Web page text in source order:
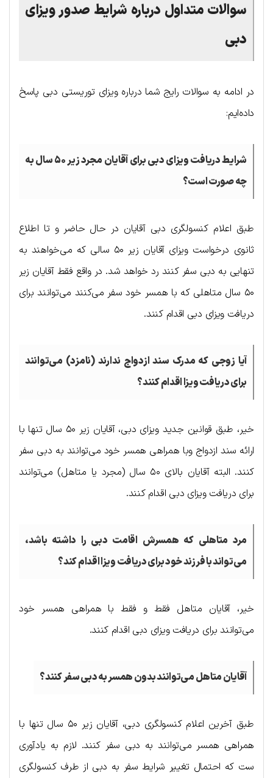
سوالات متداول درباره شرایط صدور ویزای
دبی
در ادامه به سوالات رایج شما درباره ویزای توریستی دبی پاسخ
داده‌ایم:
شرایط دریافت ویزای دبی برای آقایان مجرد زیر ۵۰ سال به
چه صورت است؟
طبق اعلام کنسولگری دبی آقایان در حال حاضر و تا اطلاع
ثانوی درخواست ویزای آقایان زیر ۵۰ سالی که می‌خواهند به
تنهایی به دبی سفر کنند رد خواهد شد. در واقع فقط آقایان زیر
۵۰ سال متاهلی که با همسر خود سفر می‌کنند می‌توانند برای
دریافت ویزای دبی اقدام کنند.
آیا زوجی که مدرک سند ازدواج ندارند (نامزد) می‌توانند
برای دریافت ویزا اقدام کنند؟
خیر، طبق قوانین جدید ویزای دبی، آقایان زیر ۵۰ سال تنها با
ارائه سند ازدواج وبا همراهی همسر خود می‌توانند به دبی سفر
کنند. البته آقایان بالای ۵۰ سال (مجرد یا متاهل) می‌توانند
برای دریافت ویزای دبی اقدام کنند.
مرد متاهلی که همسرش اقامت دبی را داشته باشد،
می‌تواند با فرزند خود برای دریافت ویزا اقدام کند؟
خیر، آقایان متاهل فقط و فقط با همراهی همسر خود
می‌توانند برای دریافت ویزای دبی اقدام کنند.
آقایان متاهل می‌توانند بدون همسر به دبی سفر کنند؟
طبق آخرین اعلام کنسولگری دبی، آقایان زیر ۵۰ سال تنها با
همراهی همسر می‌توانند به دبی سفر کنند. لازم به یادآوری
ست که احتمال تغییر شرایط سفر به دبی از طرف کنسولگری